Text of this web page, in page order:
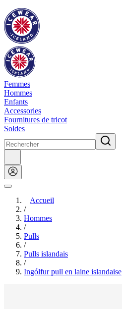
Femmes
Hommes
Enfants
Accessories
Fournitures de tricot
Soldes
Accueil
/
Hommes
/
Pulls
/
Pulls islandais
/
Ingólfur pull en laine islandaise